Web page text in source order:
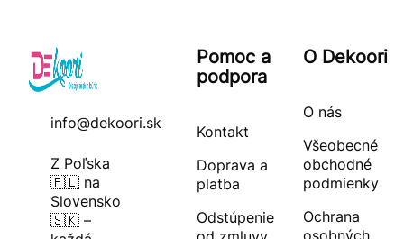
info@dekoori.sk
Z Poľska
🇵🇱 na
Slovensko
🇸🇰 –
Pomoc a
podpora
Kontakt
Doprava a
platba
Odstúpenie
O Dekoori
O nás
Všeobecné
obchodné
podmienky
Ochrana